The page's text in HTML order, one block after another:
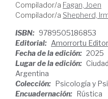
Compilador/a Fagan, Joen
Compilador/a Shepherd,
ISBN: 9789505186853
Editorial: Amorrortu
Fecha de la edición: 2025
Lugar de la edición:
Argentina
Colección: Psicología y
Encuadernación: Rústica